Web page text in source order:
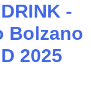
-
Bolzano
2025